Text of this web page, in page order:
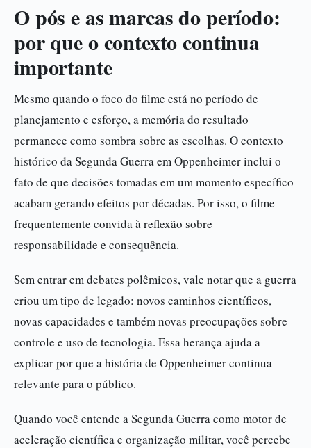
O pós e as marcas do período:
por que o contexto continua
importante
Mesmo quando o foco do filme está no período de
planejamento e esforço, a memória do resultado
permanece como sombra sobre as escolhas. O contexto
histórico da Segunda Guerra em Oppenheimer inclui o
fato de que decisões tomadas em um momento específico
acabam gerando efeitos por décadas. Por isso, o filme
frequentemente convida à reflexão sobre
responsabilidade e consequência.
Sem entrar em debates polêmicos, vale notar que a guerra
criou um tipo de legado: novos caminhos científicos,
novas capacidades e também novas preocupações sobre
controle e uso de tecnologia. Essa herança ajuda a
explicar por que a história de Oppenheimer continua
relevante para o público.
Quando você entende a Segunda Guerra como motor de
aceleração científica e organização militar, você percebe